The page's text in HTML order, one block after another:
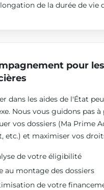
de la durée de vie
pour
dans les aides de l'État
Nous vous guidons pas à
vos dossiers (Ma Prime
etc.) et maximiser vos
de votre éligibilité
au montage des dossiers
de votre